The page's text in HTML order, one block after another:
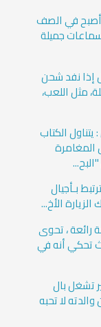
في الصف
جميلة
إذا نفد شحن
مثل اللعب،
الكتاب
بـأجيال
الأخ...
رائعة ، تحوى
تحكي أنه في
تشغل بال
لا تحبه